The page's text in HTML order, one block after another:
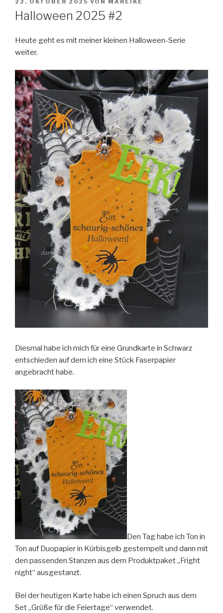
AM
22. OKTOBER 2025 VON MAREIKE
Halloween 2025 #2
Heute geht es mit meiner kleinen Halloween-Serie
weiter.
Diesmal habe ich mich für eine Grundkarte in Schwarz
entschieden auf dem ich eine Stück Faserpapier
angebracht habe.
Den Tag habe ich Ton in
Ton auf Duopapier in Kürbisgelb gestempelt und dann mit
den passenden Stanzen aus dem Produktpaket „Fright
night“ ausgestanzt.
Bei der heutigen Karte habe ich einen Spruch aus dem
Set „Grüße für die Feiertage“ verwendet.